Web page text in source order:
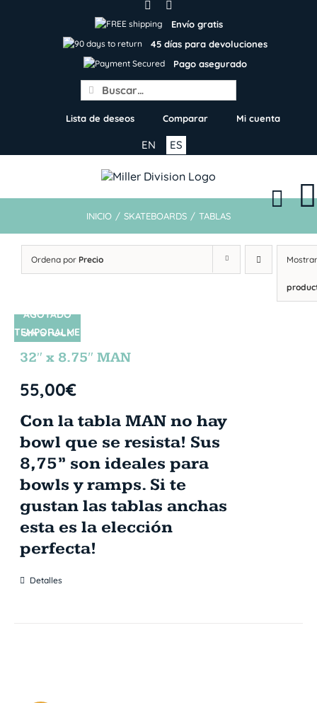
Envío gratis
45 días para devoluciones
Pago asegurado
Search
for:
Lista de deseos Comparar Mi cuenta
ES
EN
INICIO / SKATEBOARDS / TABLAS
Ordena por Precio
SIN STOCK
AGOTADO
TEMPORALME
NTE
32″ x 8.75″ MAN
55,00€
Con la tabla MAN no hay
bowl que se resista! Sus
8,75” son ideales para
bowls y ramps. Si te
gustan las tablas anchas
esta es la elección
perfecta!
Detalles